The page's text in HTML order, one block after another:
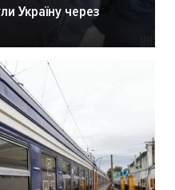
Україну через